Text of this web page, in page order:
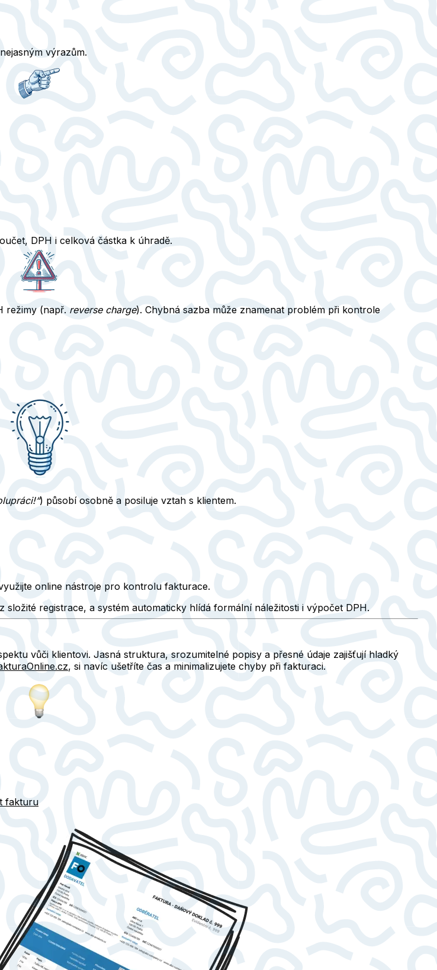
výrazům.
DPH i celková částka k úhradě.
režimy (např. reverse charge). Chybná sazba může znamenat problém při kontrole
) působí osobně a posiluje vztah s klientem.
online nástroje pro kontrolu fakturace.
registrace, a systém automaticky hlídá formální náležitosti i výpočet DPH.
vůči klientovi. Jasná struktura, srozumitelné popisy a přesné údaje zajišťují hladký
, si navíc ušetříte čas a minimalizujete chyby při fakturaci.
fakturu